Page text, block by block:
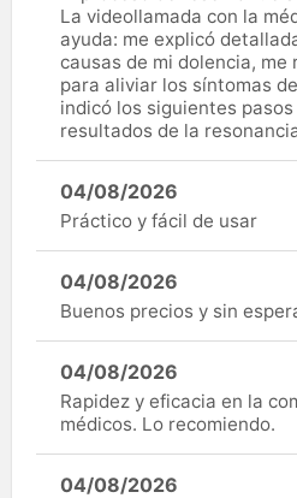
La videollamada con la
ayuda: me explicó
causas de mi dolencia, me
para aliviar los síntomas
indicó los siguientes
resultados de la
04/08/2026
Práctico y fácil de usar
04/08/2026
Buenos precios y sin
04/08/2026
Rapidez y eficacia en la
médicos. Lo recomiendo.
04/08/2026